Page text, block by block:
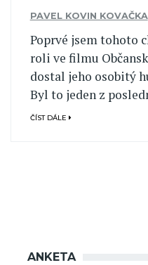
PAVEL KOVIN KOVAČKA
Poprvé jsem tohoto
roli ve filmu
dostal jeho osobitý
Byl to jeden z
ČÍST DÁLE
ANKETA